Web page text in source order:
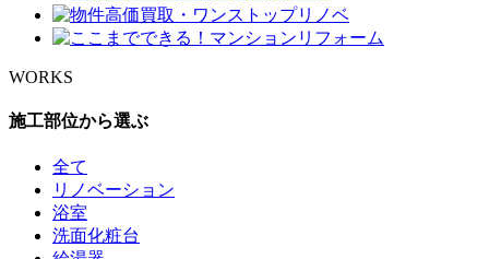
WORKS
施工部位から選ぶ
全て
リノベーション
浴室
洗面化粧台